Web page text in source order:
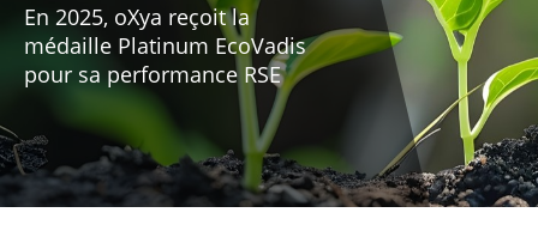
En 2025, oXya reçoit la
médaille Platinum EcoVadis
pour sa performance RSE